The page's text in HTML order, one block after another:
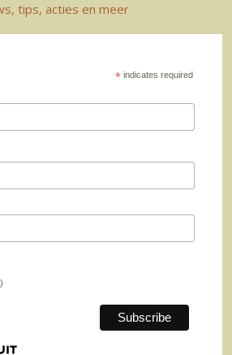
tips, acties en meer
* indicates required